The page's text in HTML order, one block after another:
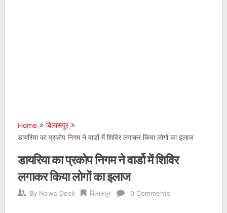
Home
बिलासपुर
डायरिया का प्रकोप निगम ने वार्डो में शिविर लगाकर किया लोगों का इलाज
डायरिया का प्रकोप निगम ने वार्डो में शिविर
लगाकर किया लोगों का इलाज
By News Desk बिलासपुर 0 Comments